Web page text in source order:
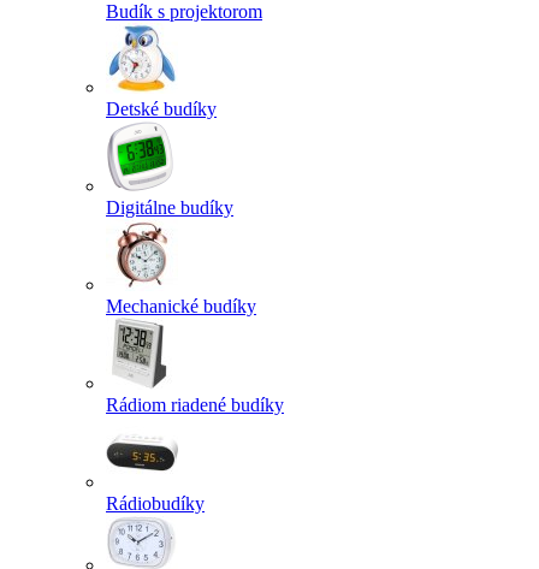
Budík s projektorom
Detské budíky
Digitálne budíky
Mechanické budíky
Rádiom riadené budíky
Rádiobudíky